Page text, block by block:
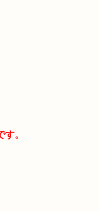
。